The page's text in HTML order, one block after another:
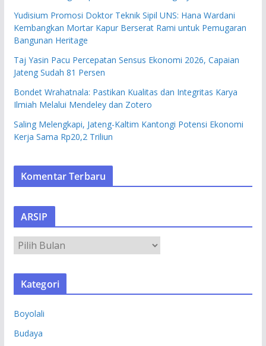
Yudisium Promosi Doktor Teknik Sipil UNS: Hana Wardani
Kembangkan Mortar Kapur Berserat Rami untuk Pemugaran
Bangunan Heritage
Taj Yasin Pacu Percepatan Sensus Ekonomi 2026, Capaian
Jateng Sudah 81 Persen
Bondet Wrahatnala: Pastikan Kualitas dan Integritas Karya
Ilmiah Melalui Mendeley dan Zotero
Saling Melengkapi, Jateng-Kaltim Kantongi Potensi Ekonomi
Kerja Sama Rp20,2 Triliun
Komentar Terbaru
ARSIP
R
S
Kategori
Boyolali
Budaya